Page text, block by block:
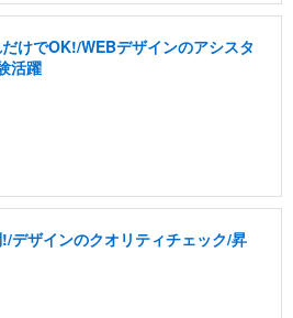
だけでOK!/WEBデザインのアシスタ
活躍
デザインのクオリティチェック/昇